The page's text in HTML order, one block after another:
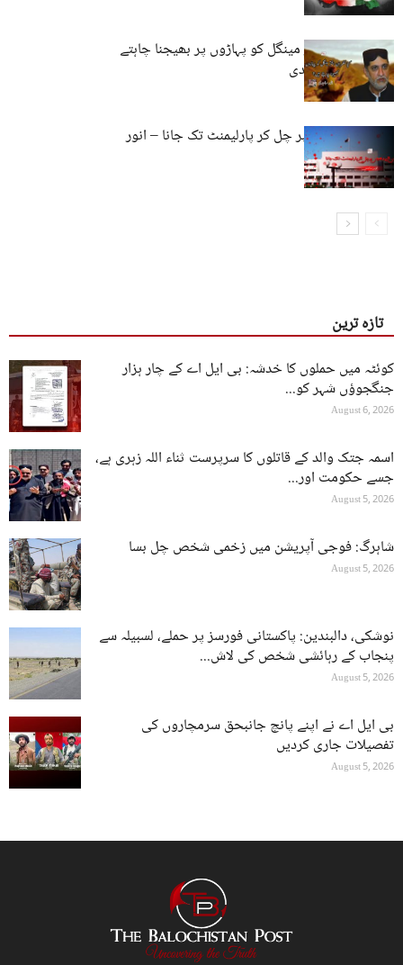
کیا حکمران اختر مینگل کو پہاڑوں پر بھیجنا چاہتے
ہیں؟ – انور ساجدی
خون کے دھبوں پر چل کر پارلیمنٹ تک جانا – انور
ساجدی
تازہ ترین
کوئٹہ میں حملوں کا خدشہ: بی ایل اے کے چار ہزار
جنگجوؤں شہر کو...
August 6, 2026
اسمہ جتک والد کے قاتلوں کا سرپرست ثناء اللہ زہری ہے،
جسے حکومت اور...
August 5, 2026
شاہرگ: فوجی آپریشن میں زخمی شخص چل بسا
August 5, 2026
نوشکی، دالبندین: پاکستانی فورسز پر حملے، لسبیلہ سے
پنجاب کے رہائشی شخص کی لاش...
August 5, 2026
بی ایل اے نے اپنے پانچ جانبحق سرمچاروں کی
تفصیلات جاری کردیں
August 5, 2026